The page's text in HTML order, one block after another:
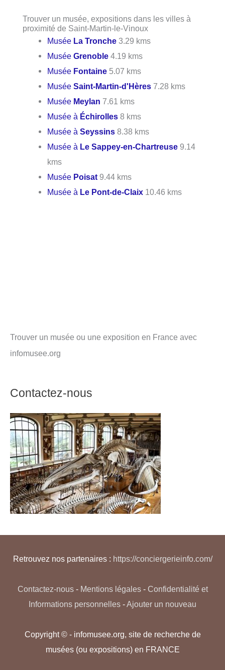
Trouver un musée, expositions dans les villes à
proximité de Saint-Martin-le-Vinoux
Musée La Tronche 3.29 kms
MuséeGrenoble 4.19 kms
Musée Fontaine 5.07 kms
MuséeSaint-Martin-d'Hères 7.28 kms
Musée Meylan 7.61 kms
Musée à Échirolles 8 kms
Musée àSeyssins 8.38 kms
Musée à Le Sappey-en-Chartreuse 9.14
kms
Musée Poisat 9.44 kms
Musée à Le Pont-de-Claix 10.46 kms
Trouver un musée ou une exposition en France avec
infomusee.org
Contactez-nous
Retrouvez nos partenaires : https://conciergerieinfo.com/
Contactez-nous- Mentions légales- Confidentialité et
Informations personnelles -Ajouter un nouveau
Copyright © - infomusee.org, site de recherche de
musées (ou expositions) en FRANCE